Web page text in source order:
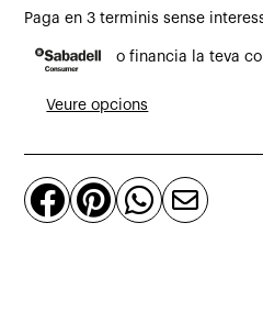
Banc
Solid
massissa
Paga en 3 terminis sense
o financia la teva
Veure opcions
   